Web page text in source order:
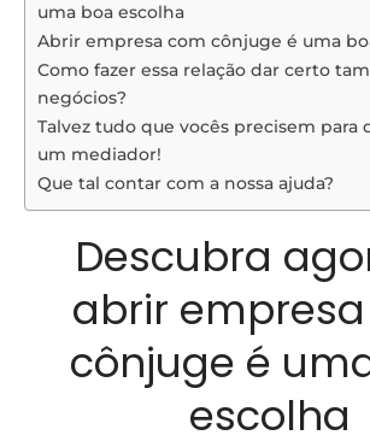
uma boa escolha
Abrir empresa com cônjuge é uma
Como fazer essa relação dar certo
negócios?
Talvez tudo que vocês precisem para
um mediador!
Que tal contar com a nossa ajuda?
Descubra
abrir
cônjuge é
escolha